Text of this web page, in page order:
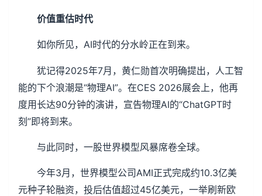
价值重估时代
如你所见，AI时代的分水岭正在到来。
犹记得2025年7月，黄仁勋首次明确提出，人工智
能的下个浪潮是“物理AI”。在CES 2026展会上，他再
度用长达90分钟的演讲，宣告物理AI的“ChatGPT时
刻”即将到来。
与此同时，一股世界模型风暴席卷全球。
今年3月，世界模型公司AMI正式完成约10.3亿美
元种子轮融资，投后估值超过45亿美元，一举刷新欧